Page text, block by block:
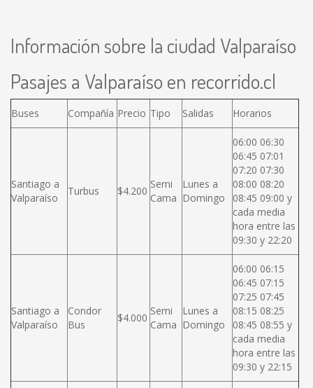
Información sobre la ciudad Valparaíso
Pasajes a Valparaíso en recorrido.cl
Buses Compañía Precio Tipo Salidas Horarios
Santiago a
Valparaíso
Turbus $4.200
Semi
Cama
Lunes a
Domingo
06:00 06:30
06:45 07:01
07:20 07:30
08:00 08:20
08:45 09:00 y
cada media
hora entre las
09:30 y 22:20
Santiago a
Valparaíso
Condor
Bus
$4.000
Semi
Cama
Lunes a
Domingo
06:00 06:15
06:45 07:15
07:25 07:45
08:15 08:25
08:45 08:55 y
cada media
hora entre las
09:30 y 22:15